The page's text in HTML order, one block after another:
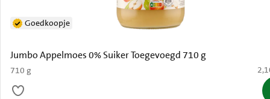
Jumbo Appelmoes 0% Suiker Toegevoegd 710 g
710 g
Goedkoopje
€